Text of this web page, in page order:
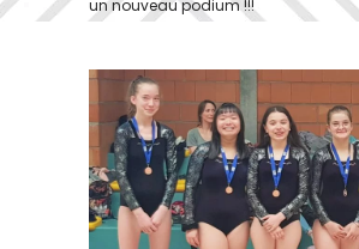
un nouveau podium !!!